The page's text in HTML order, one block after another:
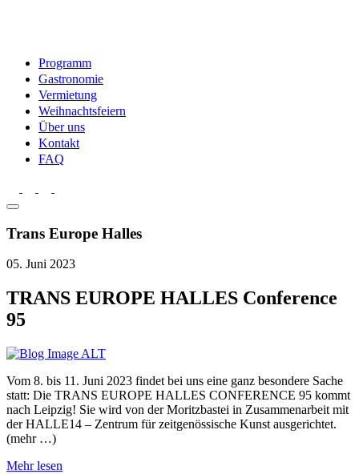
Programm
Gastronomie
Vermietung
Weihnachtsfeiern
Über uns
Kontakt
FAQ
Trans Europe Halles
05. Juni 2023
TRANS EUROPE HALLES Conference
95
Vom 8. bis 11. Juni 2023 findet bei uns eine ganz besondere Sache
statt: Die TRANS EUROPE HALLES CONFERENCE 95 kommt
nach Leipzig! Sie wird von der Moritzbastei in Zusammenarbeit mit
der HALLE14 – Zentrum für zeitgenössische Kunst ausgerichtet.
(mehr …)
Mehr lesen